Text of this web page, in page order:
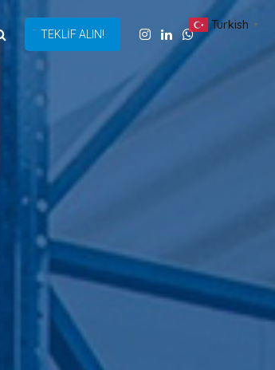
TEKLİF ALIN!
Turkish ▼